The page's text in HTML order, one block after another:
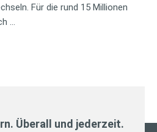
Für die rund 15 Millionen
…
Überall und jederzeit.